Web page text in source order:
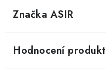
Značka ASIR
Hodnocení